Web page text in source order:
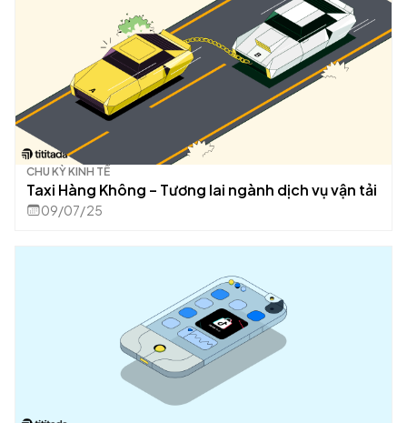
CHU KỲ KINH TẾ
Taxi Hàng Không – Tương lai ngành dịch vụ vận tải
09/07/25